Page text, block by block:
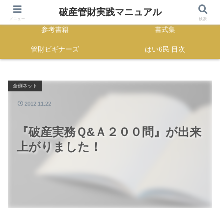
HOME 正誤表
参考書籍 書式集
管財ビギナーズ はい6民 目次
『破産実務Ｑ&Ａ２００問』が出来
上がりました！
全倒ネット
2012.11.22
メニュー
破産管財実践マニュアル
検索